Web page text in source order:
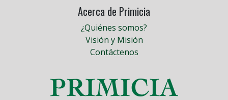
Acerca de Primicia
¿Quiénes somos?
Visión y Misión
Contáctenos